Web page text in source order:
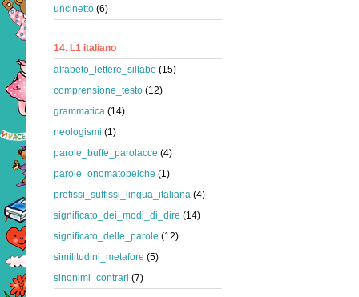
uncinetto (6)
14. L1 italiano
alfabeto_lettere_sillabe (15)
comprensione_testo (12)
grammatica (14)
neologismi (1)
parole_buffe_parolacce (4)
parole_onomatopeiche (1)
prefissi_suffissi_lingua_italiana (4)
significato_dei_modi_di_dire (14)
significato_delle_parole (12)
similitudini_metafore (5)
sinonimi_contrari (7)